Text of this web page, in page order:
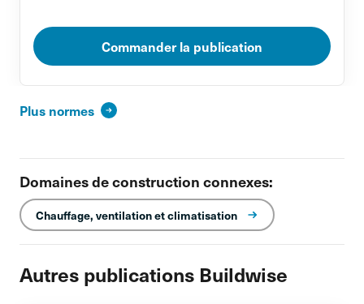
Commander la publication
Plus normes
Domaines de construction connexes:
Chauffage, ventilation et climatisation
Autres publications Buildwise